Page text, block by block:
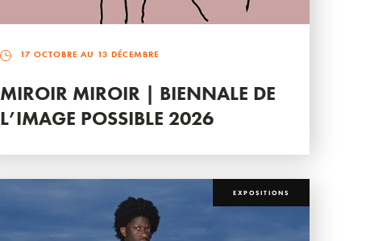
17 OCTOBRE AU 13 DÉCEMBRE
MIROIR MIROIR | BIENNALE DE
L’IMAGE POSSIBLE 2026
EXPOSITIONS